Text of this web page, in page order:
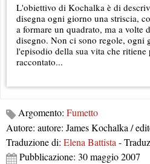
L'obiettivo di Kochalka è di
disegna ogni giorno una striscia,
a formare un quadrato, ma a volte
disegno. Non ci sono regole, ogni
l'episodio della sua vita che ritiene
raccontato...
Argomento: Fumetto
Autore: autore: James Kochalka /
Traduzione di: Elena Battista -
Pubblicazione: 30 maggio 2007